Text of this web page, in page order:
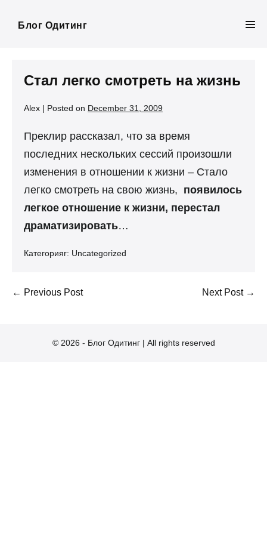
Блог Одитинг
Стал легко смотреть на жизнь
Alex | Posted on December 31, 2009
Преклир рассказал, что за время
последних нескольких сессий произошли
изменения в отношении к жизни – Стало
легко смотреть на свою жизнь, появилось
легкое отношение к жизни, перестал
драматизировать…
Категорияr: Uncategorized
Post
← Previous Post Next Post →
© 2026 - Блог Одитинг | All rights reserved